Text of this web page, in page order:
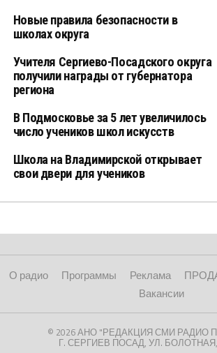
Новые правила безопасности в
школах округа
Учителя Сергиево-Посадского округа
получили награды от губернатора
региона
В Подмосковье за 5 лет увеличилось
число учеников школ искусств
Школа на Владимирской открывает
свои двери для учеников
О радио Программы Реклама
Вакансии
© 2026 АНО "РЕДАКЦИЯ СМИ РАДИО
Г. СЕРГИЕВ ПОСАД, УЛ.